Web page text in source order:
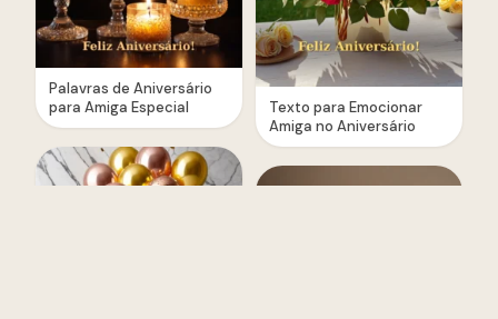
Palavras de Aniversário
para Amiga Especial
Texto para Emocionar
Amiga no Aniversário